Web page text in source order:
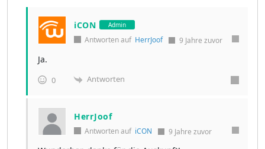
iCON Admin
Antworten auf HerrJoof 9 Jahre zuvor
Ja.
0 Antworten
HerrJoof
Antworten auf iCON 9 Jahre zuvor